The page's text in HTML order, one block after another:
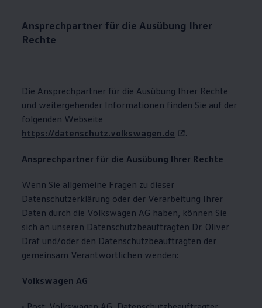
Ansprechpartner für die Ausübung Ihrer
Rechte
Die Ansprechpartner für die Ausübung Ihrer Rechte
und weitergehender Informationen finden Sie auf der
folgenden Webseite
https://datenschutz.volkswagen.de
.
Ansprechpartner für die Ausübung Ihrer Rechte
Wenn Sie allgemeine Fragen zu dieser
Datenschutzerklärung oder der Verarbeitung Ihrer
Daten durch die Volkswagen AG haben, können Sie
sich an unseren Datenschutzbeauftragten Dr. Oliver
Draf und/oder den Datenschutzbeauftragten der
gemeinsam Verantwortlichen wenden:
Volkswagen AG